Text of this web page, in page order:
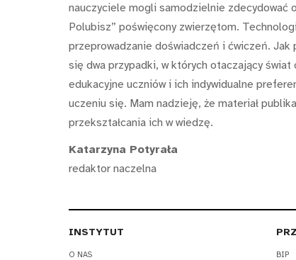
nauczyciele mogli samodzielnie zdecydować
Polubisz” poświęcony zwierzętom.
przeprowadzanie doświadczeń i ćwiczeń.
się dwa przypadki, w których otaczający
edukacyjne uczniów i ich indywidualne
uczeniu się. Mam nadzieję, że materiał
przekształcania ich w wiedzę.
Katarzyna Potyrała
redaktor naczelna
INSTYTUT
O NAS
BIP